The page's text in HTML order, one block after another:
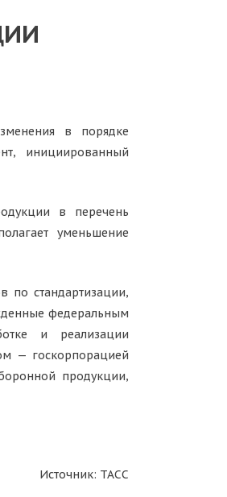
в порядке
инициированный
в перечень
уменьшение
по стандартизации,
федеральным
и реализации
— госкорпорацией
продукции,
Источник: ТАСС